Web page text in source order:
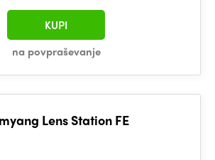
na povpraševanje
KUPI
Lens Station FE